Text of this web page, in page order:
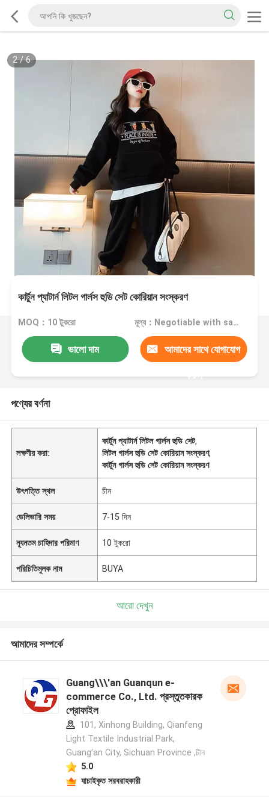
2/6
কার্টুন প্যাটার্ন লিটল গার্লস হুডি সেট কোরিয়ান সংস্করণ
MOQ：10 টুকরো মূল্য：Negotiable with sales.
ভালো দাম আমাদের সাথে যোগাযোগ
করুন
পণ্যের বর্ণনা
লক্ষণীয় করা:
কার্টুন প্যাটার্ন লিটল গার্লস হুডি সেট,
লিটল গার্লস হুডি সেট কোরিয়ান সংস্করণ,
কার্টুন গার্লস হুডি সেট কোরিয়ান সংস্করণ
উৎপত্তি স্থল চীন
ডেলিভারি সময় 7-15 দিন
ন্যূনতম চাহিদার পরিমাণ 10 টুকরো
পরিচিতিমুলক নাম BUYA
আরো দেখুন
আমাদের সম্পর্কে
Guang\\\'an Guanqun e-
commerce Co., Ltd. প্রস্তুতকারক
প্রোফাইল
101, Xinhong Building, Qianfeng
Light Textile Industrial Park,
Guang'an City, Sichuan Province ,চীন
5.0
যাচাইকৃত সরবরাহকারী